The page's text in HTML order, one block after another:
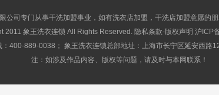
公司专门从事干洗加盟事业，如有洗衣店加盟，干洗店加盟意愿的
2011 象王洗衣连锁 All Rights Reserved. 隐私条款-版权声明 沪ICP
：400-889-0038； 象王洗衣连锁总部地址：上海市长宁区延安西路
注：如涉及作品内容、版权等问题，请及时与本网联系！